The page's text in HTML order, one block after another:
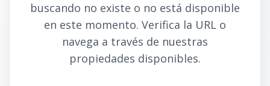
buscando no existe o no está disponible
en este momento. Verifica la URL o
navega a través de nuestras
propiedades disponibles.